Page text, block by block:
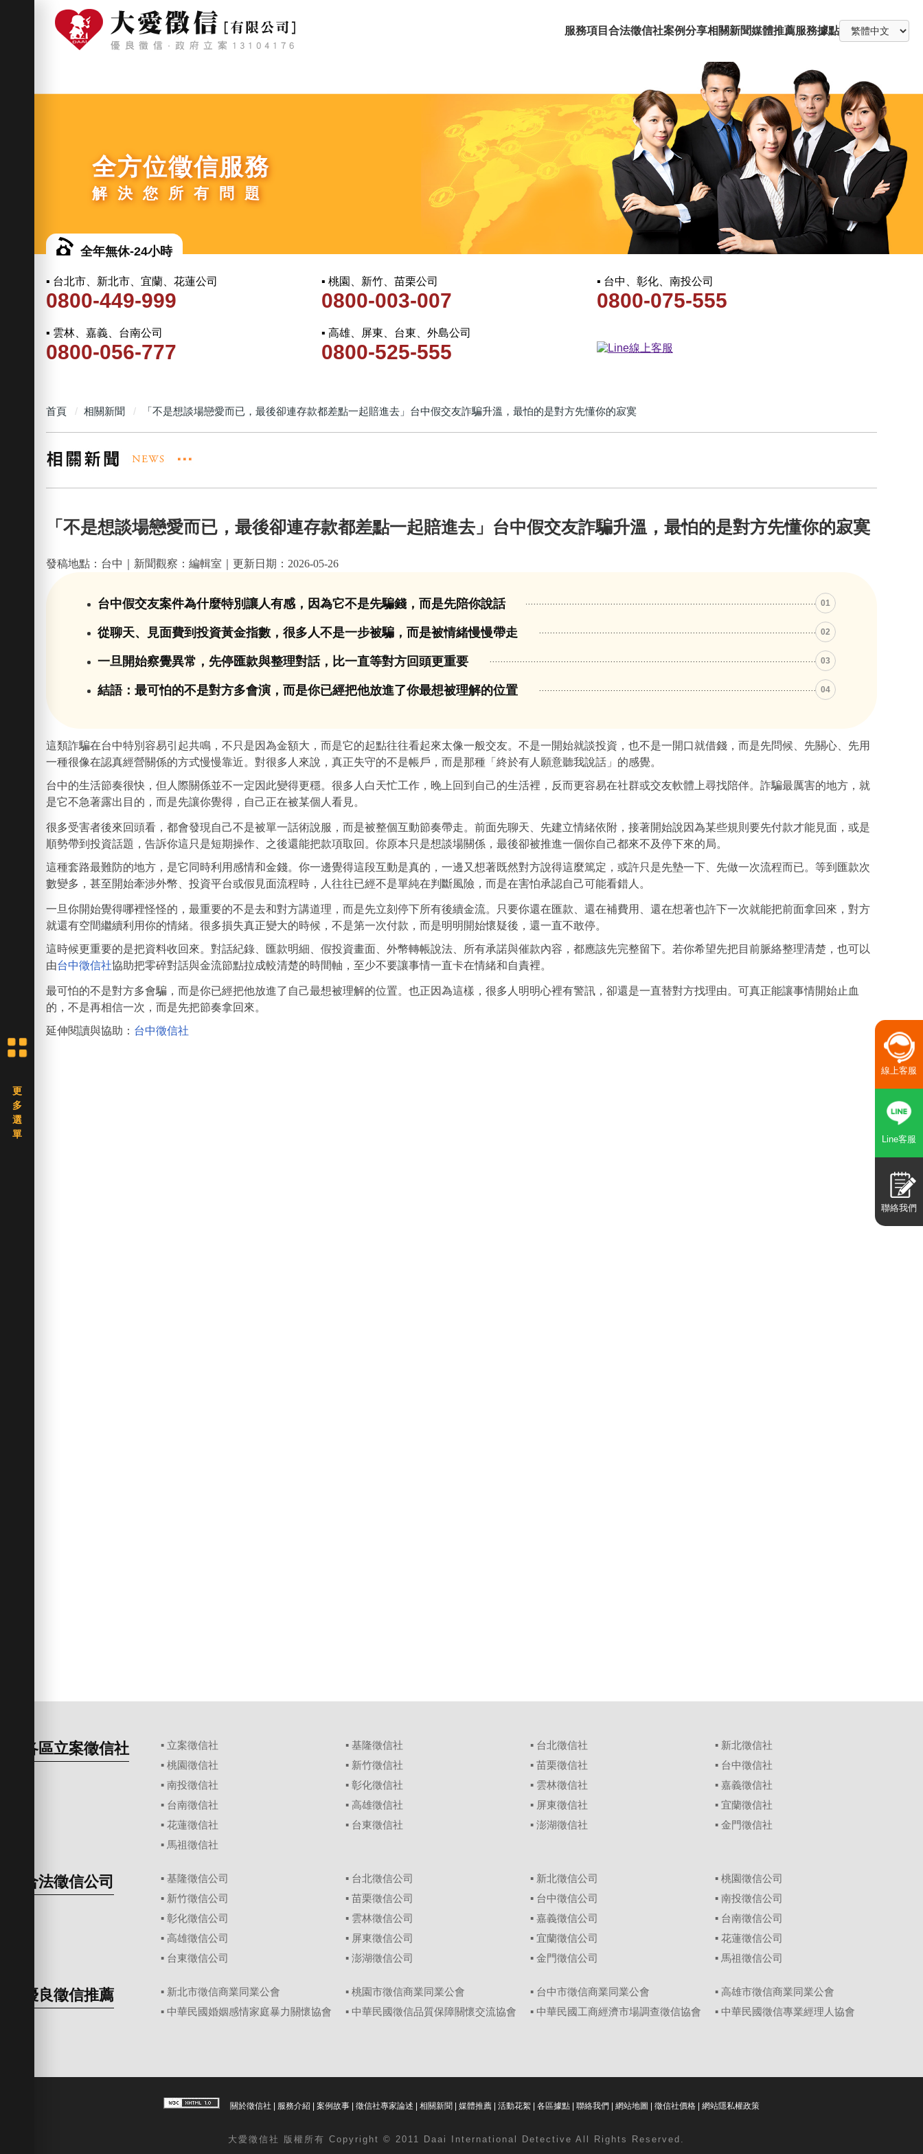
服務項目 合法徵信社案例分享相關新聞媒體推薦服務據點
全方位徵信服務
解決您所有問題
全年無休-24小時
▪ 台北市、新北市、宜蘭、花蓮公司
0800-449-999
▪ 桃園、新竹、苗栗公司
0800-003-007
▪ 台中、彰化、南投公司
0800-075-555
▪ 雲林、嘉義、台南公司
0800-056-777
▪ 高雄、屏東、台東、外島公司
0800-525-555
首頁 相關新聞 「不是想談場戀愛而已，最後卻連存款都差點一起賠進去」台中假交友詐騙升溫，最怕的是對方先懂你的寂寞
「不是想談場戀愛而已，最後卻連存款都差點一起賠進去」台中假交友詐騙升溫，最怕的是對方先懂你的寂寞
發稿地點：台中｜新聞觀察：編輯室｜更新日期：2026-05-26
台中假交友案件為什麼特別讓人有感，因為它不是先騙錢，而是先陪你說話 01
從聊天、見面費到投資黃金指數，很多人不是一步被騙，而是被情緒慢慢帶走 02
一旦開始察覺異常，先停匯款與整理對話，比一直等對方回頭更重要 03
結語：最可怕的不是對方多會演，而是你已經把他放進了你最想被理解的位置 04
這類詐騙在台中特別容易引起共鳴，不只是因為金額大，而是它的起點往往看起來太像一般交友。不是一開始就談投資，也不是一開口就借錢，而是先問候、先關心、先用
一種很像在認真經營關係的方式慢慢靠近。對很多人來說，真正失守的不是帳戶，而是那種「終於有人願意聽我說話」的感覺。
台中的生活節奏很快，但人際關係並不一定因此變得更穩。很多人白天忙工作，晚上回到自己的生活裡，反而更容易在社群或交友軟體上尋找陪伴。詐騙最厲害的地方，就
是它不急著露出目的，而是先讓你覺得，自己正在被某個人看見。
很多受害者後來回頭看，都會發現自己不是被單一話術說服，而是被整個互動節奏帶走。前面先聊天、先建立情緒依附，接著開始說因為某些規則要先付款才能見面，或是
順勢帶到投資話題，告訴你這只是短期操作、之後還能把款項取回。你原本只是想談場關係，最後卻被推進一個你自己都來不及停下來的局。
這種套路最難防的地方，是它同時利用感情和金錢。你一邊覺得這段互動是真的，一邊又想著既然對方說得這麼篤定，或許只是先墊一下、先做一次流程而已。等到匯款次
數變多，甚至開始牽涉外幣、投資平台或假見面流程時，人往往已經不是單純在判斷風險，而是在害怕承認自己可能看錯人。
一旦你開始覺得哪裡怪怪的，最重要的不是去和對方講道理，而是先立刻停下所有後續金流。只要你還在匯款、還在補費用、還在想著也許下一次就能把前面拿回來，對方
就還有空間繼續利用你的情緒。很多損失真正變大的時候，不是第一次付款，而是明明開始懷疑後，還一直不敢停。
這時候更重要的是把資料收回來。對話紀錄、匯款明細、假投資畫面、外幣轉帳說法、所有承諾與催款內容，都應該先完整留下。若你希望先把目前脈絡整理清楚，也可以
由台中徵信社協助把零碎對話與金流節點拉成較清楚的時間軸，至少不要讓事情一直卡在情緒和自責裡。
最可怕的不是對方多會騙，而是你已經把他放進了自己最想被理解的位置。也正因為這樣，很多人明明心裡有警訊，卻還是一直替對方找理由。可真正能讓事情開始止血
的，不是再相信一次，而是先把節奏拿回來。
延伸閱讀與協助： 台中徵信社
各區立案徵信社 ▪ 立案徵信社 ▪ 基隆徵信社 ▪ 台北徵信社 ▪ 新北徵信社
▪ 桃園徵信社 ▪ 新竹徵信社 ▪ 苗栗徵信社 ▪ 台中徵信社
▪ 南投徵信社 ▪ 彰化徵信社 ▪ 雲林徵信社 ▪嘉義徵信社
▪ 台南徵信社 ▪ 高雄徵信社 ▪ 屏東徵信社 ▪宜蘭徵信社
▪ 花蓮徵信社 ▪ 台東徵信社 ▪ 澎湖徵信社 ▪金門徵信社
▪ 馬祖徵信社
合法徵信公司 ▪ 基隆徵信公司 ▪ 台北徵信公司 ▪ 新北徵信公司 ▪桃園徵信公司
▪ 新竹徵信公司 ▪ 苗栗徵信公司 ▪ 台中徵信公司 ▪南投徵信公司
▪ 彰化徵信公司 ▪ 雲林徵信公司 ▪ 嘉義徵信公司 ▪ 台南徵信公司
▪ 高雄徵信公司 ▪ 屏東徵信公司 ▪ 宜蘭徵信公司 ▪花蓮徵信公司
▪ 台東徵信公司 ▪ 澎湖徵信公司 ▪ 金門徵信公司 ▪ 馬祖徵信公司
優良徵信推薦 ▪ 新北市徵信商業同業公會 ▪ 桃園市徵信商業同業公會 ▪ 台中市徵信商業同業公會
▪ 高雄市徵信商業同業公會
▪ 中華民國婚姻感情家庭暴力關懷協會
▪ 中華民國徵信品質保障關懷交流協會 ▪ 中華民國工商經濟市場調查徵信協會 ▪ 中華民國徵信專業經理人協會
關於徵信社 服務介紹 案例故事 徵信社專家論述 相關新聞 媒體推薦 活動花絮 各區據點 聯絡我們 網站地圖 徵信社價格 網站隱私權政策
大愛 徵信社 版權所有 Copyright © 2011 Daai International Detective All Rights Reserved.
線上客服
Line客服
聯絡我們